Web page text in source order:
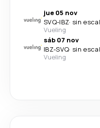
jue 05 nov
SVQ-IBZ· sin
Vueling
sáb 07 nov
IBZ-SVQ· sin
Vueling